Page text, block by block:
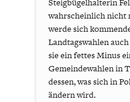
Steigbügelhalterin
wahrscheinlich nicht
werde sich
Landtagswahlen
sie ein fettes Minus
Gemeindewahlen in
dessen, was sich in
ändern wird.